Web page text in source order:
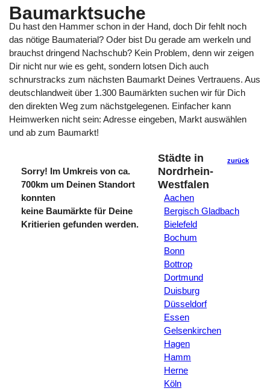
Baumarktsuche
Du hast den Hammer schon in der Hand, doch Dir fehlt noch
das nötige Baumaterial? Oder bist Du gerade am werkeln und
brauchst dringend Nachschub? Kein Problem, denn wir zeigen
Dir nicht nur wie es geht, sondern lotsen Dich auch
schnurstracks zum nächsten Baumarkt Deines Vertrauens. Aus
deutschlandweit über 1.300 Baumärkten suchen wir für Dich
den direkten Weg zum nächstgelegenen. Einfacher kann
Heimwerken nicht sein: Adresse eingeben, Markt auswählen
und ab zum Baumarkt!
Sorry! Im Umkreis von ca.
700km um Deinen Standort
konnten
keine Baumärkte für Deine
Kritierien gefunden werden.
zurück
Städte in
Nordrhein-
Westfalen
Aachen
Bergisch Gladbach
Bielefeld
Bochum
Bonn
Bottrop
Dortmund
Duisburg
Düsseldorf
Essen
Gelsenkirchen
Hagen
Hamm
Herne
Köln